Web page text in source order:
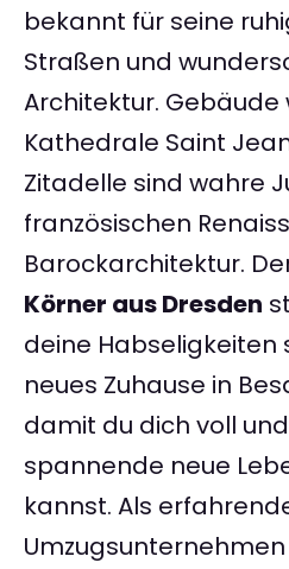
bekannt für seine
Straßen und
Architektur. Gebäude
Kathedrale Saint
Zitadelle sind wahre
französischen
Barockarchitektur.
Körner aus Dresden
deine Habseligkeiten
neues Zuhause in
damit du dich voll
spannende neue
kannst. Als